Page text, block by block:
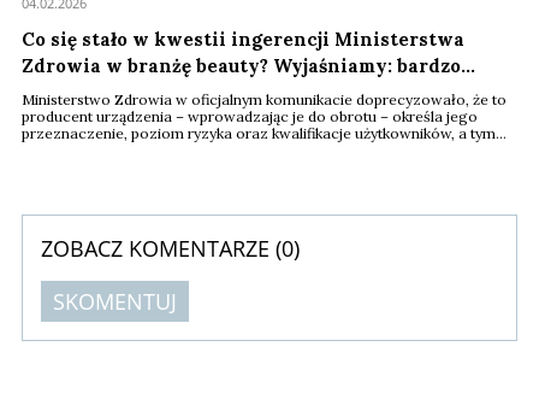
Co się stało w kwestii ingerencji Ministerstwa
Zdrowia w branżę beauty? Wyjaśniamy: bardzo
niewiele.
Ministerstwo Zdrowia w oficjalnym komunikacie doprecyzowało, że to
producent urządzenia – wprowadzając je do obrotu – określa jego
przeznaczenie, poziom ryzyka oraz kwalifikacje użytkowników, a tym
ZOBACZ KOMENTARZE (0)
SKOMENTUJ